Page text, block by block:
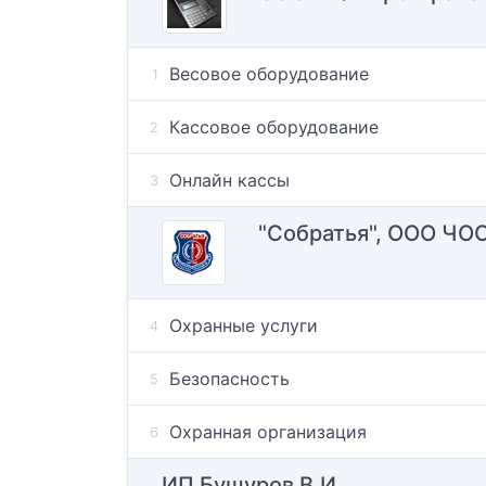
Весовое оборудование
Кассовое оборудование
Онлайн кассы
"Собратья", ООО
Охранные услуги
Безопасность
Охранная организация